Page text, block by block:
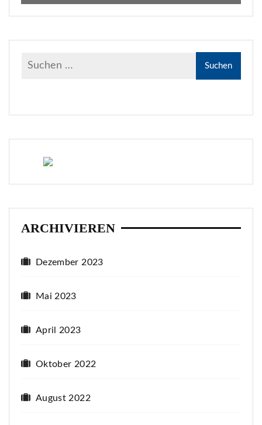
ARCHIVIEREN
Dezember 2023
Mai 2023
April 2023
Oktober 2022
August 2022